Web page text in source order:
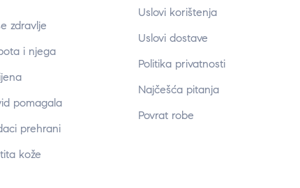
zdravlje
i njega
pomagala
prehrani
kože
Uslovi korištenja
Uslovi dostave
Politika privatnosti
Najčešća pitanja
Povrat robe